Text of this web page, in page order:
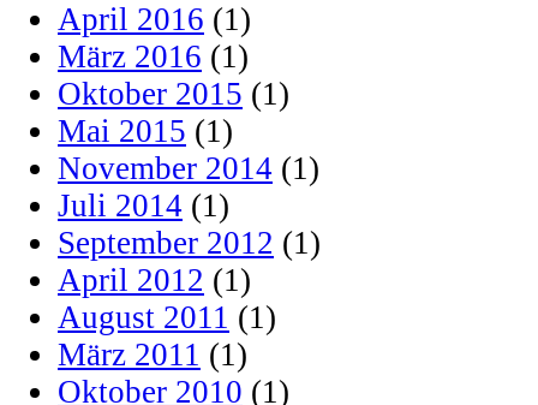
April 2016 (1)
März 2016 (1)
Oktober 2015 (1)
Mai 2015 (1)
November 2014 (1)
Juli 2014 (1)
September 2012 (1)
April 2012 (1)
August 2011 (1)
März 2011 (1)
Oktober 2010 (1)